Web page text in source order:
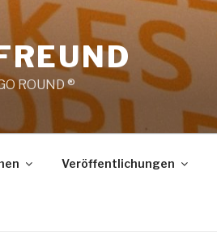
ROUND ®
Veröffentlichungen